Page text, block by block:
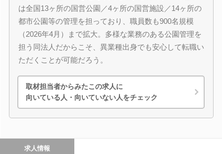
は全国13ヶ所の国営公園／4ヶ所の国営施設／14ヶ所の
都市公園等の管理を担っており、職員数も900名規模
（2026年4月）まで拡大。多様な業務のある公園管理を
担う同法人だからこそ、異業種出身でも安心して転職い
ただくことが可能だろう。
取材担当者からみたこの求人に
向いている人・向いていない人をチェック
求人情報